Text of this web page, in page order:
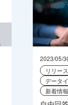
2023/05/
リリース
データ
新着情報